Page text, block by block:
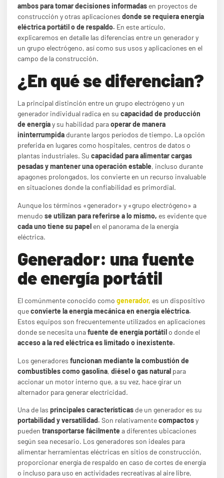
ambos para tomar decisiones informadas en proyectos de
construcción y otras aplicaciones donde se requiera energía
eléctrica portátil o de respaldo. En este artículo,
explicaremos en detalle las diferencias entre un generador y
un grupo electrógeno, así como sus usos y aplicaciones en el
campo de la construcción.
¿En qué se diferencian?
La principal distinción entre un grupo electrógeno y un
generador individual radica en su capacidad de producción
de energíay su habilidad paraoperar de manera
ininterrumpida durante largos períodos de tiempo. La opción
preferida en lugares como hospitales, centros de datos o
plantas industriales. Su capacidad para alimentar cargas
pesadas y mantener una operación estable, incluso durante
apagones prolongados, los convierte en un recurso invaluable
en situaciones donde la confiabilidad es primordial.
Aunque los términos «generador» y «grupo electrógeno» a
menudo se utilizan para referirse a lo mismo, es evidente que
cada uno tiene su papel en el panorama de la energía
eléctrica.
Generador: una fuente
de energía portátil
El comúnmente conocido como generador, es un dispositivo
queconvierte la energía mecánica en energía eléctrica.
Estos equipos son frecuentemente utilizados en aplicaciones
donde se necesita unafuente de energía portátil o donde el
acceso a la red eléctrica es limitado o inexistente.
Los generadores funcionan mediante la combustión de
combustibles como gasolina, diésel o gas natural para
accionar un motor interno que, a su vez, hace girar un
alternador para generar electricidad.
Una de las principales características de un generador es su
portabilidad y versatilidad. Son relativamentecompactosy
pueden transportarse fácilmente a diferentes ubicaciones
según sea necesario. Los generadores son ideales para
alimentar herramientas eléctricas en sitios de construcción,
proporcionar energía de respaldo en caso de cortes de energía
o incluso para uso en actividades recreativas al aire libre,